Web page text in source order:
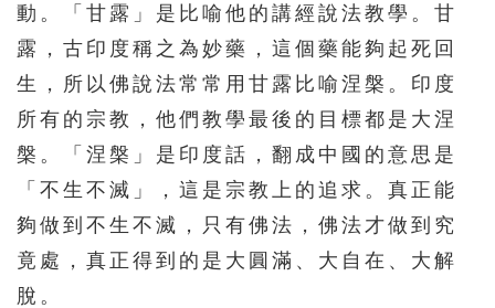
動。「甘露」是比喻他的講經說法教學。甘
露，古印度稱之為妙藥，這個藥能夠起死回
生，所以佛說法常常用甘露比喻涅槃。印度
所有的宗教，他們教學最後的目標都是大涅
槃。「涅槃」是印度話，翻成中國的意思是
「不生不滅」，這是宗教上的追求。真正能
夠做到不生不滅，只有佛法，佛法才做到究
竟處，真正得到的是大圓滿、大自在、大解
脫。